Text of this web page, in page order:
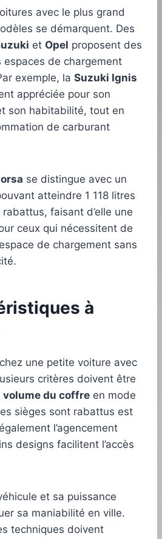
avec le plus grand
se démarquent. Des
et Opel proposent des
de chargement
exemple, la Suzuki Ignis
appréciée pour son
son habitabilité, tout en
de carburant
se distingue avec un
atteindre 1 118 litres
faisant d’elle une
ceux qui nécessitent de
de chargement sans
à
une petite voiture avec
critères doivent être
volume du coffre en mode
sièges sont rabattus est
l’agencement
designs facilitent l’accès
et sa puissance
sa maniabilité en ville.
techniques doivent